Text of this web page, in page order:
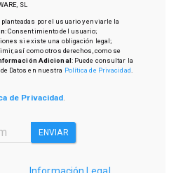
SL
por el usuario y enviarle la
: Consentimiento del usuario;
si existe una obligación legal;
así como otros derechos, como se
Adicional: Puede consultar la
Datos en nuestra Política de Privacidad
de Privacidad.
ENVIAR